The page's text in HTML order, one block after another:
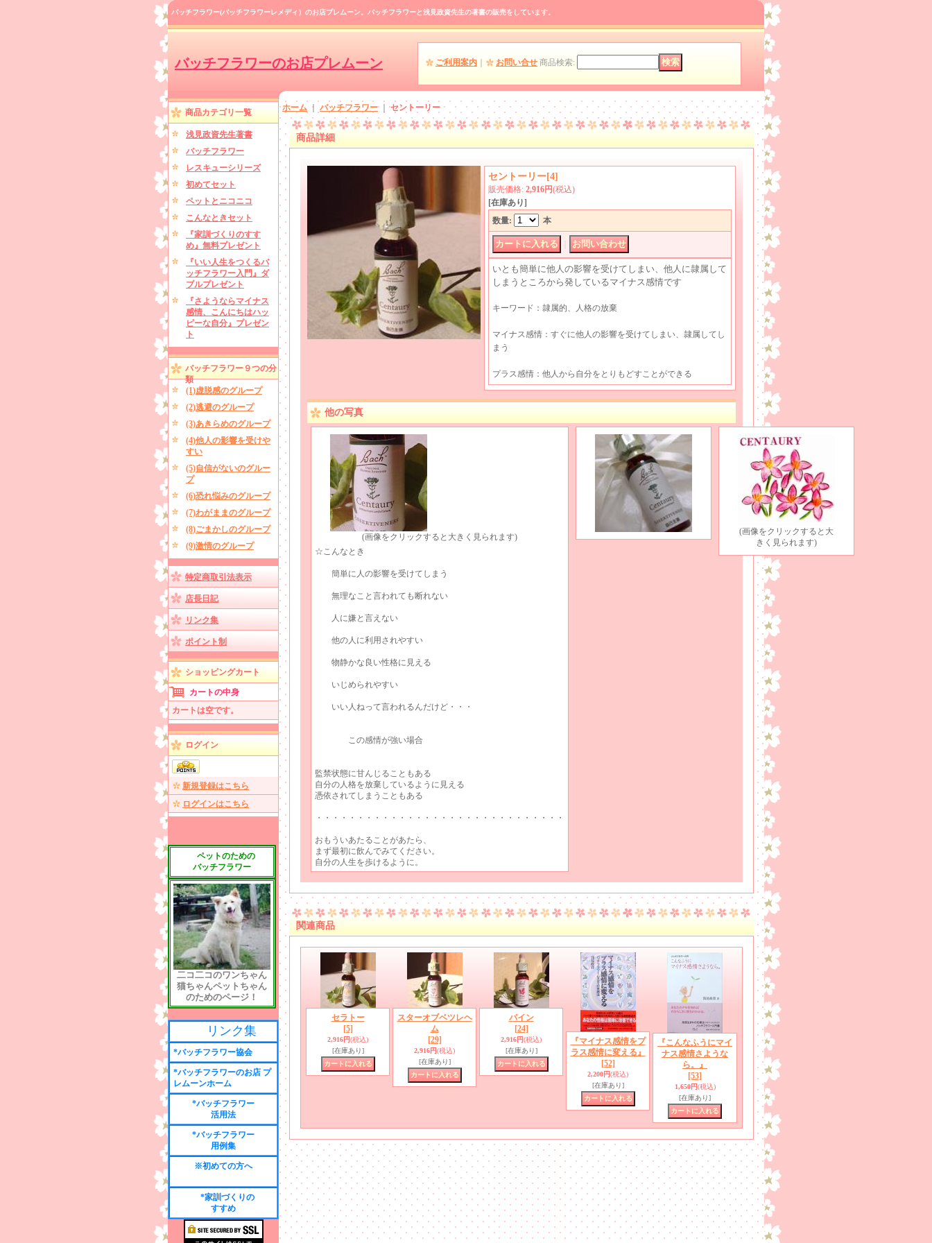
バッチフラワー(バッチフラワーレメディ）のお店プレムーン。バッチフラワーと浅見政資先生の著書の販売をしています。
バッチフラワーのお店プレムーン ご利用案内 お問い合せ 商品検索:
商品カテゴリ一覧
浅見政資先生著書
バッチフラワー
レスキューシリーズ
初めてセット
ペットとニコニコ
こんなときセット
『家訓づくりのすす
め』無料プレゼント
『いい人生をつくるバ
ッチフラワー入門』ダ
ブルプレゼント
『さようならマイナス
感情、こんにちはハッ
ピーな自分』プレゼン
ト
バッチフラワー９つの分
類
(1)虚脱感のグループ
(2)逃避のグループ
(3)あきらめのグループ
(4)他人の影響を受けや
すい
(5)自信がないのグルー
プ
(6)恐れ悩みのグループ
(7)わがままのグループ
(8)ごまかしのグループ
(9)激情のグループ
特定商取引法表示
店長日記
リンク集
ポイント制
ショッピングカート
カートの中身
カートは空です。
ログイン
新規登録はこちら
ログインはこちら
ペットのための
バッチフラワー
二コ二コのワンちゃん
猫ちゃんペットちゃん
のためのページ！
リンク集
*バッチフラワー協会
*バッチフラワーのお店 プ
レムーンホーム
*バッチフラワー
活用法
*バッチフラワー
用例集
※初めての方へ
*家訓づくりの
すすめ
ホーム ｜ バッチフラワー｜セントーリー
商品詳細
セントーリー[4]
販売価格: 2,916円(税込)
[在庫あり]
数量: 本
いとも簡単に他人の影響を受けてしまい、他人に隷属して
しまうところから発しているマイナス感情です
キーワード：隷属的、人格の放棄
マイナス感情：すぐに他人の影響を受けてしまい、隷属してし
まう
プラス感情：他人から自分をとりもどすことができる
他の写真
(画像をクリックすると大きく見られます)
☆こんなとき
簡単に人の影響を受けてしまう
無理なこと言われても断れない
人に嫌と言えない
他の人に利用されやすい
物静かな良い性格に見える
いじめられやすい
いい人ねって言われるんだけど・・・
この感情が強い場合
監禁状態に甘んじることもある
自分の人格を放棄しているように見える
憑依されてしまうこともある
・・・・・・・・・・・・・・・・・・・・・・・・・・・・・・
おもういあたることがあたら、
まず最初に飲んでみてください。
自分の人生を歩けるように。
(画像をクリックすると大
きく見られます)
関連商品
セラトー
[5]
2,916円(税込)
[在庫あり]
スターオブベツレヘ
ム
[29]
2,916円(税込)
[在庫あり]
パイン
[24]
2,916円(税込)
[在庫あり]
『マイナス感情をプ
ラス感情に変える』
[52]
2,200円(税込)
[在庫あり]
『こんなふうにマイ
ナス感情さような
ら。』
[53]
1,650円(税込)
[在庫あり]